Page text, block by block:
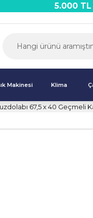
5.000 TL
Makinesi Klima
67,5 x 40 Geçmeli